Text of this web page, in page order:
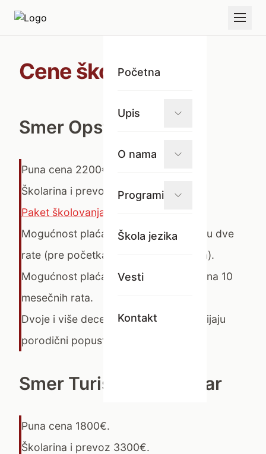
Početna
Upis
O nama
Programi
Škola jezika
Vesti
Kontakt
Cene školovanja
Smer Opsta gimnazija
Puna cena 2200€.
Školarina i prevoz 3700€.
Paket školovanja.
Mogućnost plaćanja iznosa školarine u dve
rate (pre početka svakog polugodišta).
Mogućnost plaćanja iznosa školarine na 10
mesečnih rata.
Dvoje i više dece iz iste porodice dobijaju
porodični popust
Smer Turistički tehničar
Puna cena 1800€.
Školarina i prevoz 3300€.